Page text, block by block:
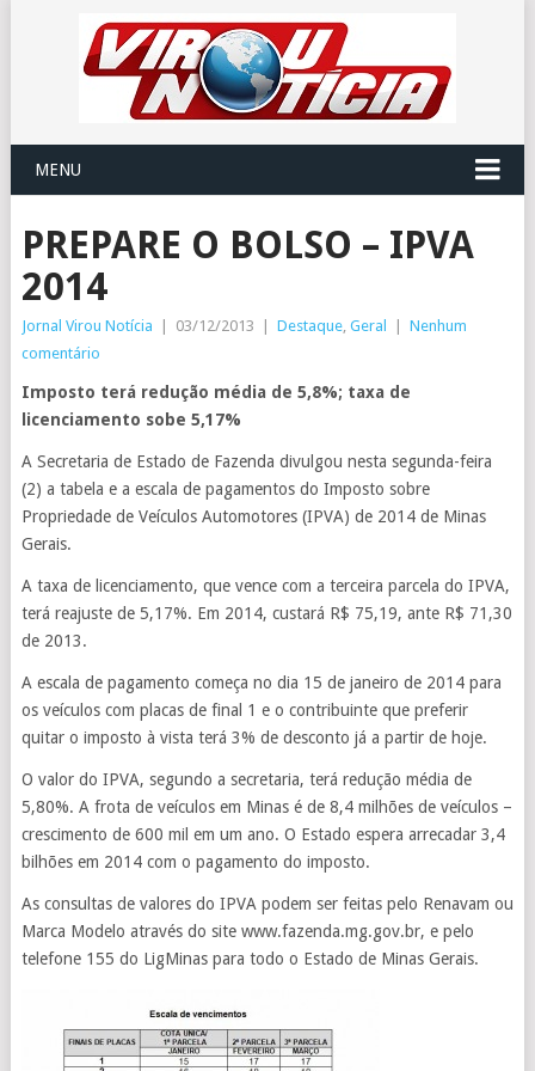
MENU
PREPARE O BOLSO – IPVA
2014
Jornal Virou Notícia 03/12/2013 Destaque, Geral
Nenhum
comentário
Imposto terá redução média de 5,8%; taxa de
licenciamento sobe 5,17%
A Secretaria de Estado de Fazenda divulgou nesta segunda-feira
(2) a tabela e a escala de pagamentos do Imposto sobre
Propriedade de Veículos Automotores (IPVA) de 2014 de Minas
Gerais.
A taxa de licenciamento, que vence com a terceira parcela do IPVA,
terá reajuste de 5,17%. Em 2014, custará R$ 75,19, ante R$ 71,30
de 2013.
A escala de pagamento começa no dia 15 de janeiro de 2014 para
os veículos com placas de final 1 e o contribuinte que preferir
quitar o imposto à vista terá 3% de desconto já a partir de hoje.
O valor do IPVA, segundo a secretaria, terá redução média de
5,80%. A frota de veículos em Minas é de 8,4 milhões de veículos –
crescimento de 600 mil em um ano. O Estado espera arrecadar 3,4
bilhões em 2014 com o pagamento do imposto.
As consultas de valores do IPVA podem ser feitas pelo Renavam ou
Marca Modelo através do site www.fazenda.mg.gov.br, e pelo
telefone 155 do LigMinas para todo o Estado de Minas Gerais.